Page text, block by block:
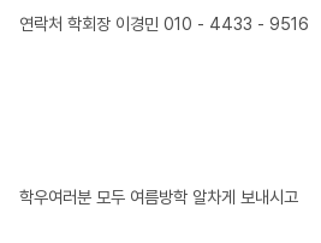
연락처 학회장 이경민 010 - 4433 - 9516
학우여러분 모두 여름방학 알차게 보내시고